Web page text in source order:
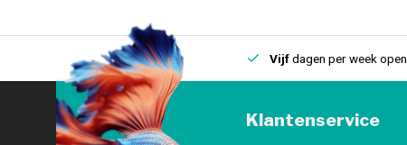
Eenfysieke winkelin IJmuiden Vijfdagen per week open.
Klantenservice